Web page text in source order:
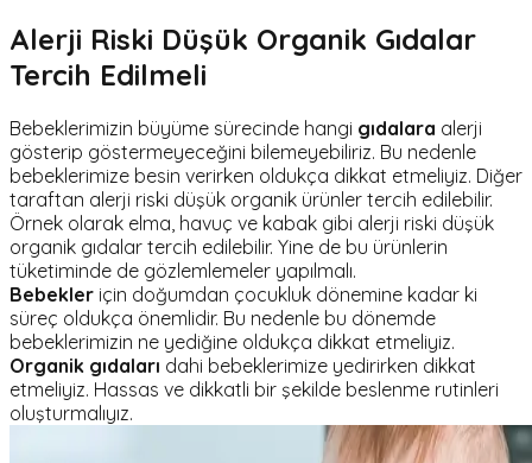
Alerji Riski Düşük Organik Gıdalar
Tercih Edilmeli
Bebeklerimizin büyüme sürecinde hangi gıdalara alerji
gösterip göstermeyeceğini bilemeyebiliriz. Bu nedenle
bebeklerimize besin verirken oldukça dikkat etmeliyiz. Diğer
taraftan alerji riski düşük organik ürünler tercih edilebilir.
Örnek olarak elma, havuç ve kabak gibi alerji riski düşük
organik gıdalar tercih edilebilir. Yine de bu ürünlerin
tüketiminde de gözlemlemeler yapılmalı.
Bebekler için doğumdan çocukluk dönemine kadar ki
süreç oldukça önemlidir. Bu nedenle bu dönemde
bebeklerimizin ne yediğine oldukça dikkat etmeliyiz.
Organik gıdaları dahi bebeklerimize yedirirken dikkat
etmeliyiz. Hassas ve dikkatli bir şekilde beslenme rutinleri
oluşturmalıyız.